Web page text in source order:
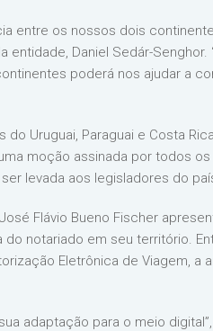
entre os nossos dois
Daniel Sedár-Senghor.
poderá nos ajudar a
Uruguai, Paraguai e Costa
moção assinada por todos
levada aos legisladores do
Flávio Bueno Fischer
notariado em seu território.
Eletrônica de Viagem, a
adaptação para o meio